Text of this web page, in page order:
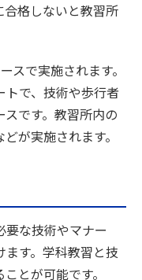
格しないと教習所
スで実施されます。
で、技術や歩行者
です。教習所内の
が実施されます。
な技術やマナー
す。学科教習と技
とが可能です。